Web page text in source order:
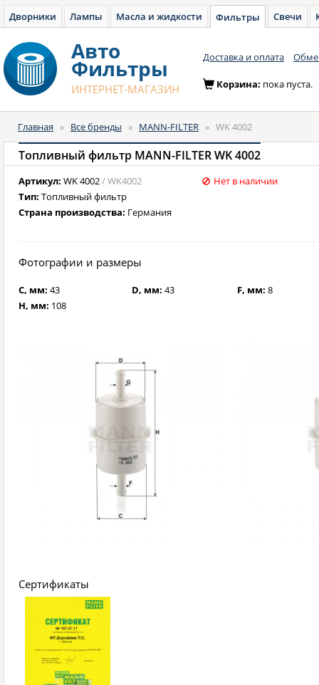
Дворники Лампы Масла и жидкости Фильтры Свечи
Авто
Фильтры
ИНТЕРНЕТ-МАГАЗИН
Доставка и оплата
Корзина: пока пуста.
Главная » Все бренды » MANN-FILTER » WK 4002
Топливный фильтр MANN-FILTER WK 4002
Артикул: WK 4002/ WK4002
Тип: Топливный фильтр
Страна производства: Германия
Нет в наличии
Фотографии и размеры
C, мм: 43 D, мм: 43 F, мм:8
H, мм: 108
Сертификаты